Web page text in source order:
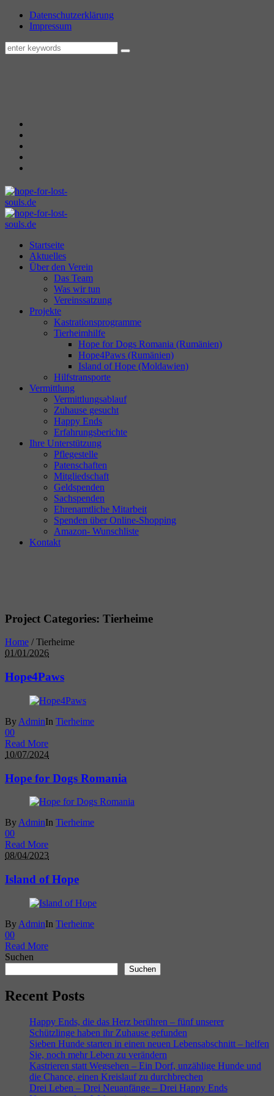
Datenschutzerklärung
Impressum
Startseite
Aktuelles
Über den Verein
Das Team
Was wir tun
Vereinssatzung
Projekte
Kastrationsprogramme
Tierheimhilfe
Hope for Dogs Romania (Rumänien)
Hope4Paws (Rumänien)
Island of Hope (Moldawien)
Hilfstransporte
Vermittlung
Vermittlungsablauf
Zuhause gesucht
Happy Ends
Erfahrungsberichte
Ihre Unterstützung
Pflegestelle
Patenschaften
Mitgliedschaft
Geldspenden
Sachspenden
Ehrenamtliche Mitarbeit
Spenden über Online-Shopping
Amazon- Wunschliste
Kontakt
Project Categories: Tierheime
Home /Tierheime
01/01/2026
Hope4Paws
By AdminIn Tierheime
00
Read More
10/07/2024
Hope for Dogs Romania
By AdminIn Tierheime
00
Read More
08/04/2023
Island of Hope
By AdminIn Tierheime
00
Read More
Suchen
Suchen
Recent Posts
Happy Ends, die das Herz berühren – fünf unserer
Schützlinge haben ihr Zuhause gefunden
Sieben Hunde starten in einen neuen Lebensabschnitt – helfen
Sie, noch mehr Leben zu verändern
Kastrieren statt Wegsehen – Ein Dorf, unzählige Hunde und
die Chance, einen Kreislauf zu durchbrechen
Drei Leben – Drei Neuanfänge – Drei Happy Ends